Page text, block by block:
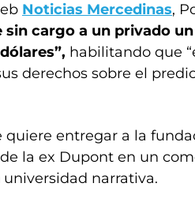
Noticias Mercedinas,
sin cargo a un privado
habilitando que
derechos sobre el
entregar a la
la ex Dupont en un
narrativa.